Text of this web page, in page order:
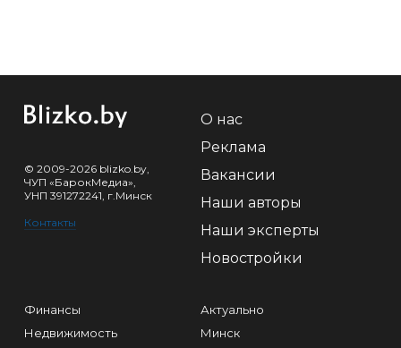
© 2009-2026 blizko.by,
ЧУП «БарокМедиа»,
УНП 391272241, г.Минск
Контакты
О нас
Реклама
Вакансии
Наши авторы
Наши эксперты
Новостройки
Финансы
Недвижимость
Актуально
Минск